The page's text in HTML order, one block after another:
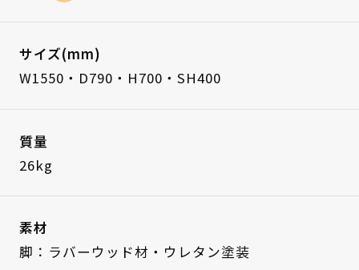
サイズ(mm)
W1550・D790・H700・SH400
質量
26kg
素材
脚：ラバーウッド材・ウレタン塗装